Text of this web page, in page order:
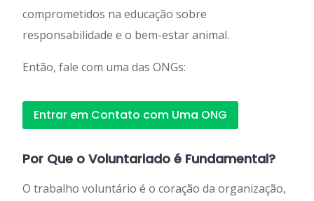
comprometidos na educação sobre
responsabilidade e o bem-estar animal.
Então, fale com uma das ONGs:
Entrar em Contato com Uma ONG
Por Que o Voluntariado é Fundamental?
O trabalho voluntário é o coração da organização,